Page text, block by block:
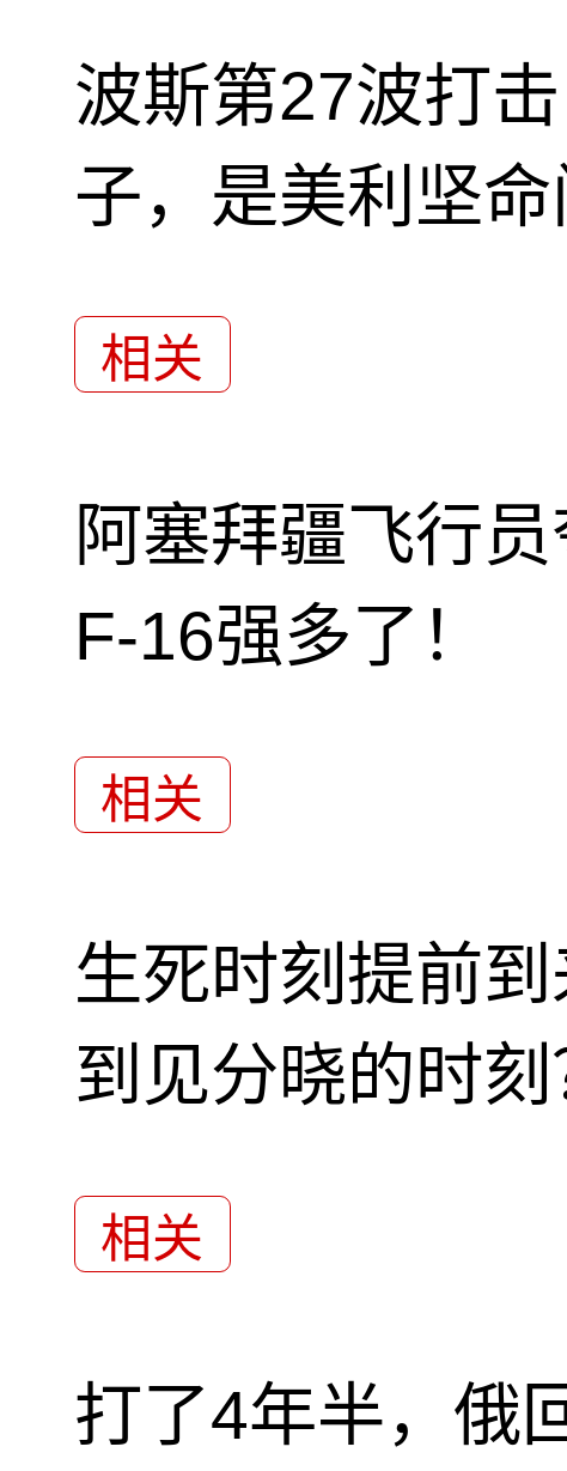
波斯第27波打
子，是美利坚
相关
阿塞拜疆飞行
F-16强多了！
相关
生死时刻提前
到见分晓的时
相关
打了4年半，俄